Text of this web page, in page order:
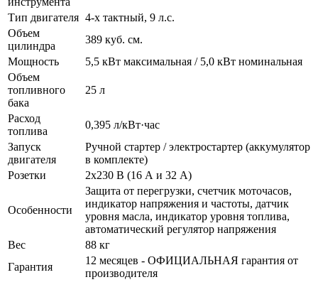
Тип двигателя 4-х тактный, 9 л.с.
Объем
цилиндра
389 куб. см.
Мощность
5,5 кВт максимальная / 5,0 кВт номинальная
Объем
топливного
бака
25 л
Расход
топлива
0,395 л/кВт·час
Запуск
двигателя
Ручной стартер / электростартер (аккумулятор
в комплекте)
Розетки
2х230 В (16 А и 32 А)
Особенности
Защита от перегрузки, счетчик моточасов,
индикатор напряжения и частоты, датчик
уровня масла, индикатор уровня топлива,
автоматический регулятор напряжения
Вес
88 кг
Гарантия
12 месяцев - ОФИЦИАЛЬНАЯ гарантия от
производителя